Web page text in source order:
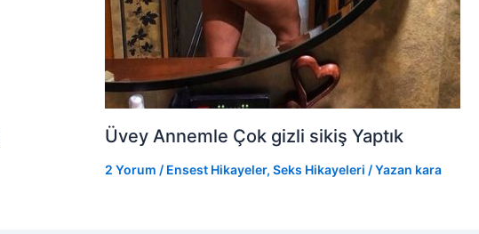
Üvey Annemle Çok gizli sikiş Yaptık
2 Yorum / Ensest Hikayeler, Seks Hikayeleri / Yazan kara